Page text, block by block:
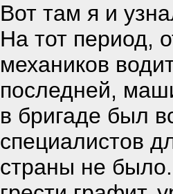
Вот там я и
На тот период,
механиков
последней,
в бригаде был
специалистов
страны не